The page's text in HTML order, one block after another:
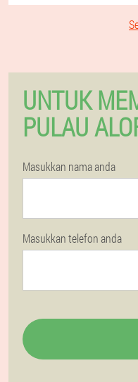
UNTUK
PULAU
Masukkan nama anda
Masukkan telefon anda